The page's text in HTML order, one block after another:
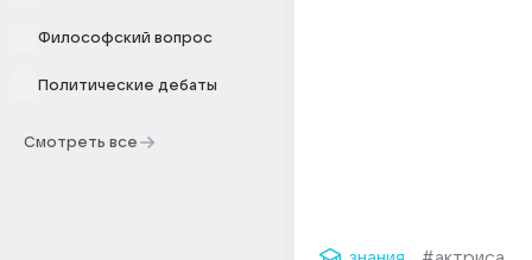
Философский вопрос
Политические дебаты
Смотреть все